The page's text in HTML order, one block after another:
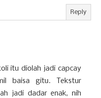
Reply
itu diolah jadi capcay
baisa gitu. Tekstur
jadi dadar enak, nih